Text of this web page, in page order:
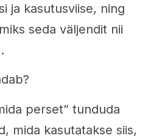
ja kasutusviise, ning
seda väljendit nii
perset” tunduda
mida kasutatakse siis,